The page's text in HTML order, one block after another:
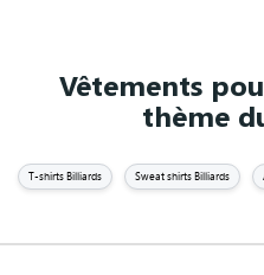
Vêtements
thème
T-shirts Billiards Sweat shirts Billiards